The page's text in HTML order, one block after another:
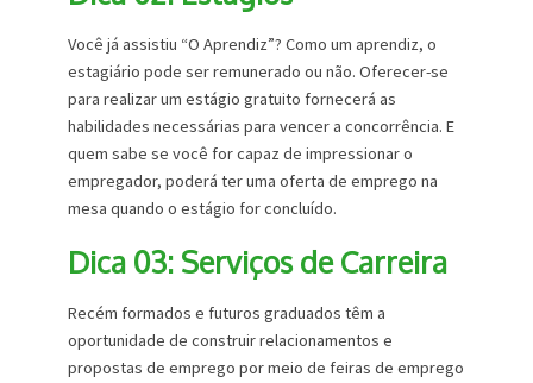
Você já assistiu “O Aprendiz”? Como um aprendiz, o
estagiário pode ser remunerado ou não. Oferecer-se
para realizar um estágio gratuito fornecerá as
habilidades necessárias para vencer a concorrência. E
quem sabe se você for capaz de impressionar o
empregador, poderá ter uma oferta de emprego na
mesa quando o estágio for concluído.
Dica 03: Serviços de Carreira
Recém formados e futuros graduados têm a
oportunidade de construir relacionamentos e
propostas de emprego por meio de feiras de emprego